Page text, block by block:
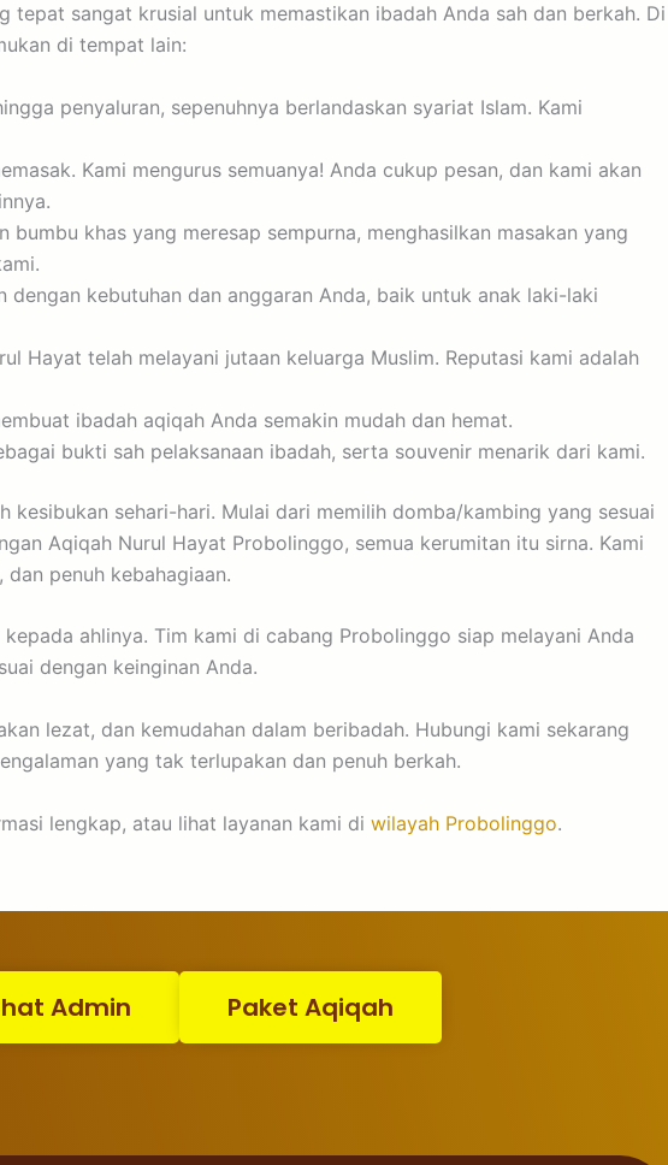
sangat krusial untuk memastikan ibadah Anda sah dan berkah. Di
di tempat lain:
penyaluran, sepenuhnya berlandaskan syariat Islam. Kami
Kami mengurus semuanya! Anda cukup pesan, dan kami akan
khas yang meresap sempurna, menghasilkan masakan yang
kebutuhan dan anggaran Anda, baik untuk anak laki-laki
Hayat telah melayani jutaan keluarga Muslim. Reputasi kami adalah
ibadah aqiqah Anda semakin mudah dan hemat.
bukti sah pelaksanaan ibadah, serta souvenir menarik dari kami.
sehari-hari. Mulai dari memilih domba/kambing yang sesuai
Aqiqah Nurul Hayat Probolinggo, semua kerumitan itu sirna. Kami
penuh kebahagiaan.
ahlinya. Tim kami di cabang Probolinggo siap melayani Anda
dengan keinginan Anda.
lezat, dan kemudahan dalam beribadah. Hubungi kami sekarang
yang tak terlupakan dan penuh berkah.
lengkap, atau lihat layanan kami di wilayah Probolinggo.
Admin Paket Aqiqah